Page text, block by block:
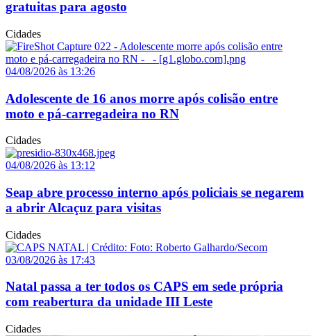
gratuitas para agosto
Cidades
04/08/2026 às 13:26
Adolescente de 16 anos morre após colisão entre
moto e pá-carregadeira no RN
Cidades
04/08/2026 às 13:12
Seap abre processo interno após policiais se negarem
a abrir Alcaçuz para visitas
Cidades
03/08/2026 às 17:43
Natal passa a ter todos os CAPS em sede própria
com reabertura da unidade III Leste
Cidades